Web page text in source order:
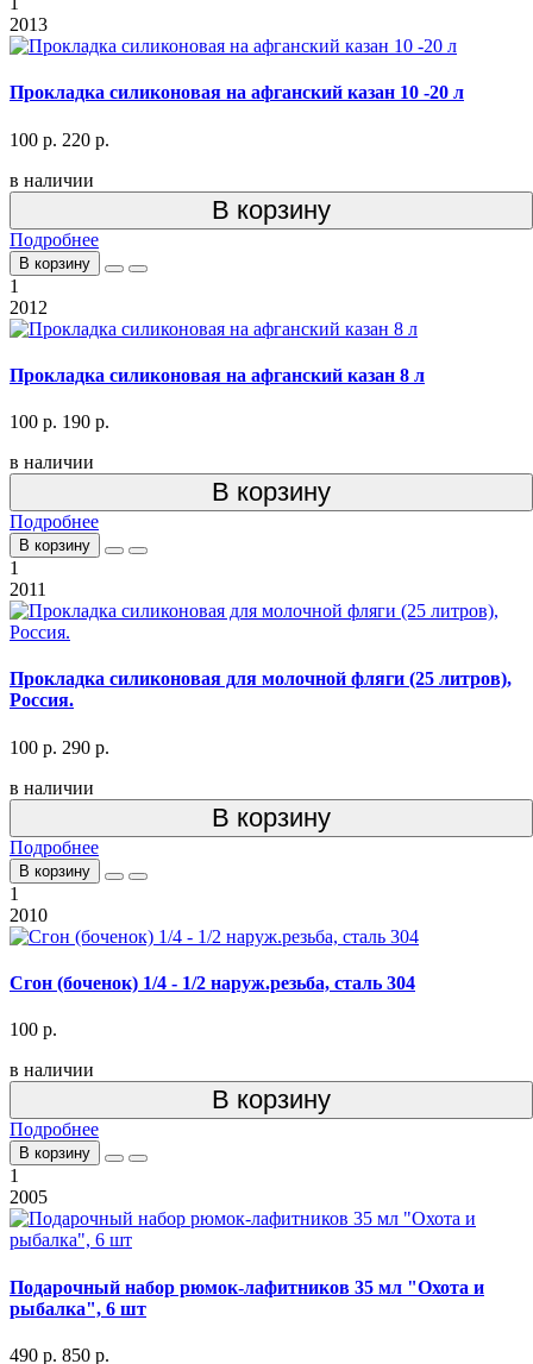
2013
Прокладка силиконовая на афганский казан 10 -20 л
100 р. 220 р.
в наличии
В корзину
Подробнее
В корзину
1
2012
Прокладка силиконовая на афганский казан 8 л
100 р. 190 р.
в наличии
В корзину
Подробнее
В корзину
1
2011
Прокладка силиконовая для молочной фляги (25 литров),
Россия.
100 р. 290 р.
в наличии
В корзину
Подробнее
В корзину
1
2010
Сгон (боченок) 1/4 - 1/2 наруж.резьба, сталь 304
100 р.
в наличии
В корзину
Подробнее
В корзину
1
2005
Подарочный набор рюмок-лафитников 35 мл "Охота и
рыбалка", 6 шт
490 р. 850 р.